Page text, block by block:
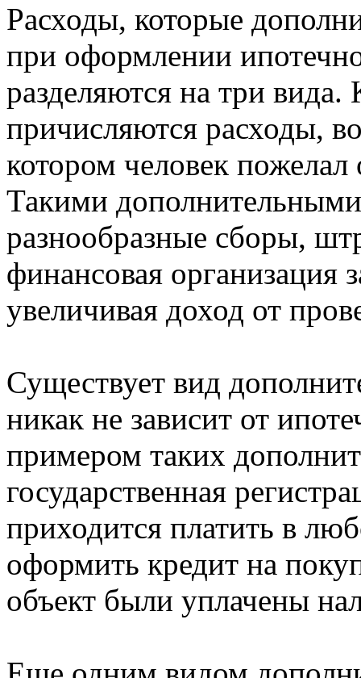
Расходы, которые
при оформлении
разделяются на три
причисляются расходы,
котором человек
Такими
разнообразные сборы,
финансовая организация
увеличивая доход от
Существует вид
никак не зависит от
примером таких
государственная
приходится платить в
оформить кредит на
объект были уплачены